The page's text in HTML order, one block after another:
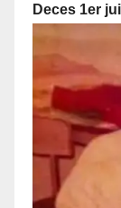
Deces 1er